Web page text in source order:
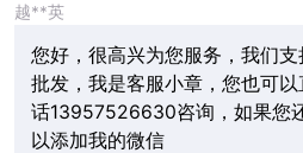
越**英
您好，很高兴为您服务，我们
批发，我是客服小章，您也可
话13957526630咨询，如果您
以添加我的微信